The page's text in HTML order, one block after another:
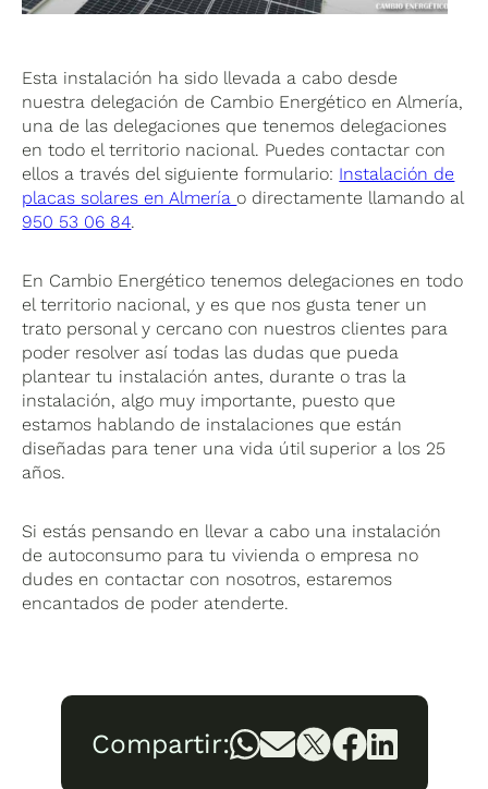
Esta instalación ha sido llevada a cabo desde
nuestra delegación de Cambio Energético en Almería,
una de las delegaciones que tenemos delegaciones
en todo el territorio nacional. Puedes contactar con
ellos a través del siguiente formulario: Instalación de
placas solares en Almería o directamente llamando al
950 53 06 84.
En Cambio Energético tenemos delegaciones en todo
el territorio nacional, y es que nos gusta tener un
trato personal y cercano con nuestros clientes para
poder resolver así todas las dudas que pueda
plantear tu instalación antes, durante o tras la
instalación, algo muy importante, puesto que
estamos hablando de instalaciones que están
diseñadas para tener una vida útil superior a los 25
años.
Si estás pensando en llevar a cabo una instalación
de autoconsumo para tu vivienda o empresa no
dudes en contactar con nosotros, estaremos
encantados de poder atenderte.
Compartir: